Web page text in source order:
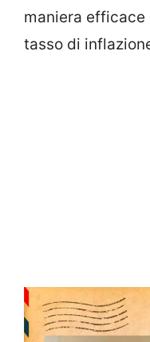
maniera efficace
tasso di